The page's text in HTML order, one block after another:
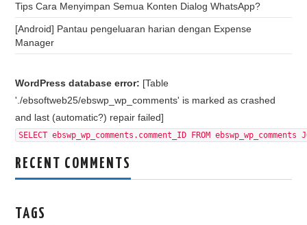
Tips Cara Menyimpan Semua Konten Dialog WhatsApp?
[Android] Pantau pengeluaran harian dengan Expense
Manager
WordPress database error: [Table
'./ebsoftweb25/ebswp_wp_comments' is marked as crashed
and last (automatic?) repair failed]
SELECT ebswp_wp_comments.comment_ID FROM
RECENT COMMENTS
TAGS